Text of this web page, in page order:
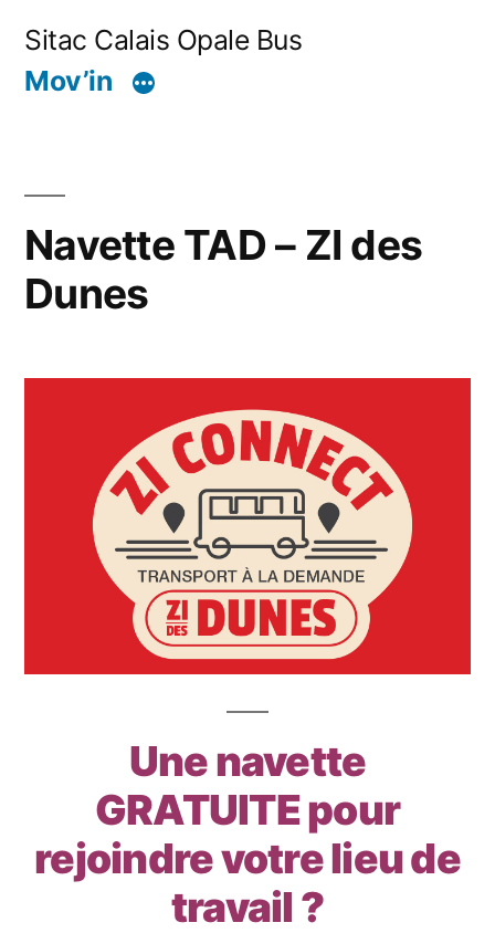
Sitac Calais Opale Bus
Mov’in
Navette TAD – ZI des
Dunes
Une navette
GRATUITE pour
rejoindre votre lieu de
travail ?